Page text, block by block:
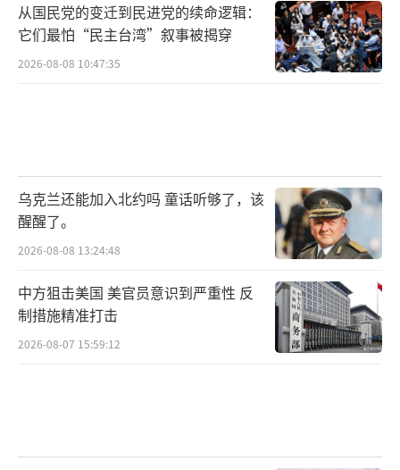
从国民党的变迁到民进党的续命逻辑：
它们最怕“民主台湾”叙事被揭穿
2026-08-08 10:47:35
乌克兰还能加入北约吗 童话听够了，该
醒醒了。
2026-08-08 13:24:48
中方狙击美国 美官员意识到严重性 反
制措施精准打击
2026-08-07 15:59:12